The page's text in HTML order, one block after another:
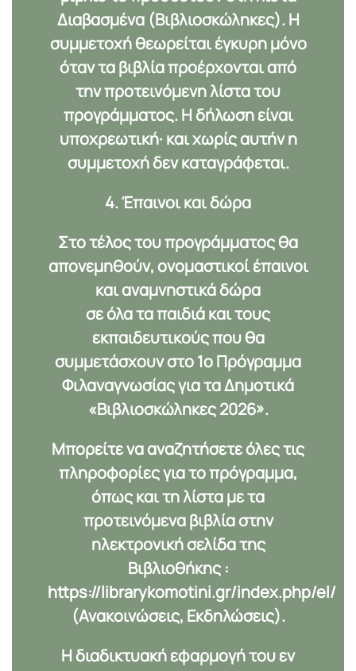
Διαβασμένα (Βιβλιοσκώληκες). Η
συμμετοχή θεωρείται έγκυρη μόνο
όταν τα βιβλία προέρχονται από
τηνπροτεινόμενη λίστατου
προγράμματος. Η δήλωση είναι
υποχρεωτική· και χωρίς αυτήν η
συμμετοχή δεν καταγράφεται.
4. Έπαινοι και δώρα
Στο τέλος του προγράμματος θα
απονεμηθούν, ονομαστικοί έπαινοι
και αναμνηστικά δώρα
σε όλα τα παιδιά και τους
εκπαιδευτικούς που θα
συμμετάσχουν στο 1ο Πρόγραμμα
Φιλαναγνωσίας για τα Δημοτικά
«Βιβλιοσκώληκες 2026».
Μπορείτε να αναζητήσετε όλες τις
πληροφορίες για το πρόγραμμα,
όπως και τη λίστα με τα
προτεινόμενα βιβλία στην
ηλεκτρονική σελίδα της
Βιβλιοθήκης :
https://librarykomotini.gr/index.php/el/
(Ανακοινώσεις, Εκδηλώσεις).
Η διαδικτυακή εφαρμογή του εν